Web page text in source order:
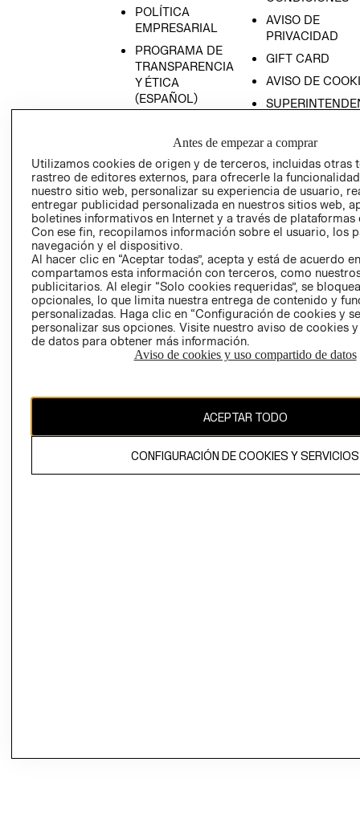
POLÍTICA
EMPRESARIAL
PROGRAMA DE
TRANSPARENCIA
Y ÉTICA
(ESPAÑOL)
TRANSPARENCIA
AVISO DE
PRIVACIDAD
GIFT CARD
AVISO DE
PETICIONES
QUEJAS Y
RECLAMOS
Colombia ($)
CAMBIAR REGIÓN
El contenido de esta página web está protegido por copyright y es
propiedad de H&M Hennes & Mauritz AB.
Antes de empezar a comprar
Utilizamos cookies de origen y de terceros, incluidas otras
rastreo de editores externos, para ofrecerle la
nuestro sitio web, personalizar su experiencia de usuario,
entregar publicidad personalizada en nuestros sitios web,
boletines informativos en Internet y a través de plataformas
Con ese fin, recopilamos información sobre el usuario, los
navegación y el dispositivo.
Al hacer clic en “Aceptar todas”, acepta y está de acuerdo
compartamos esta información con terceros, como
publicitarios. Al elegir “Solo cookies requeridas”, se
opcionales, lo que limita nuestra entrega de contenido y
personalizadas. Haga clic en “Configuración de cookies y
personalizar sus opciones. Visite nuestro aviso de cookies
de datos para obtener más información.
Aviso de cookies y uso compartido de datos
ACEPTAR TODO
CONFIGURACIÓN DE COOKIES Y SERVICIOS